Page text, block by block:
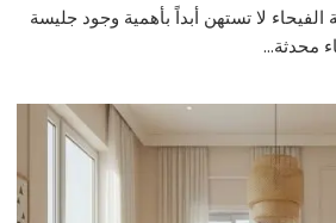
لا تستهن أبداً بأهمية وجود جليسة
محدثة...